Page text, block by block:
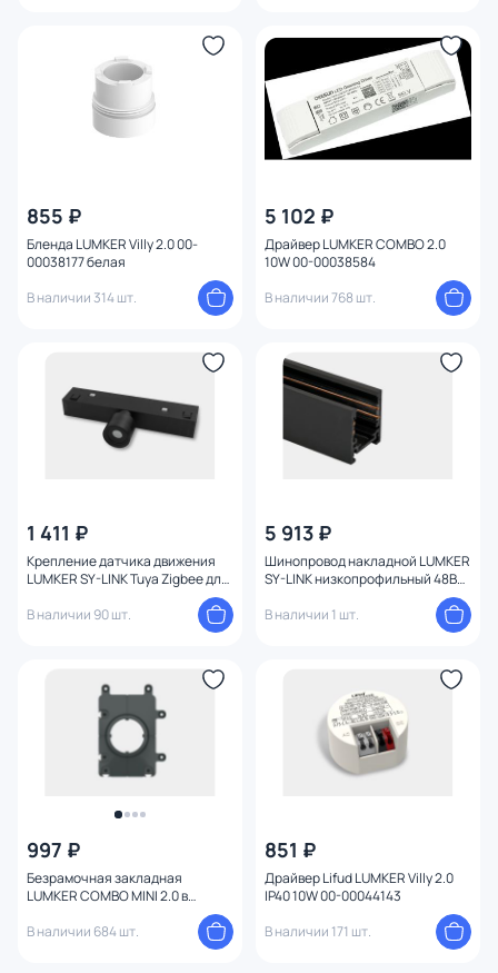
855 ₽
Бленда LUMKER Villy 2.0 00-
00038177 белая
В наличии 314 шт.
5 102 ₽
Драйвер LUMKER COMBO 2.0
10W 00-00038584
В наличии 768 шт.
1 411 ₽
Крепление датчика движения
LUMKER SY-LINK Tuya Zigbee для
черный
В наличии 90 шт.
5 913 ₽
Шинопровод накладной LUMKER
SY-LINK низкопрофильный 48В
1000мм 00-00043212 черный
В наличии 1 шт.
997 ₽
Безрамочная закладная
LUMKER COMBO MINI 2.0 в
натяжной потолок ПВХ Ø50*4mm
00-00043601
В наличии 684 шт.
851 ₽
Драйвер Lifud LUMKER Villy 2.0
IP40 10W 00-00044143
В наличии 171 шт.